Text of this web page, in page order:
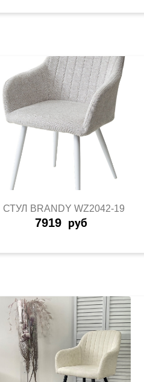
СТУЛ BRANDY WZ2042-19
7919 руб